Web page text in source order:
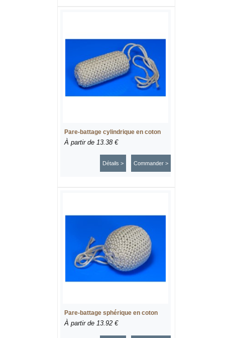
Pare-battage cylindrique en coton
À partir de 13.38 €
Commander >
Détails >
Pare-battage sphérique en coton
À partir de 13.92 €